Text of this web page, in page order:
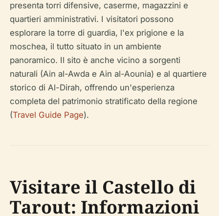
presenta torri difensive, caserme, magazzini e
quartieri amministrativi. I visitatori possono
esplorare la torre di guardia, l'ex prigione e la
moschea, il tutto situato in un ambiente
panoramico. Il sito è anche vicino a sorgenti
naturali (Ain al-Awda e Ain al-Aounia) e al quartiere
storico di Al-Dirah, offrendo un'esperienza
completa del patrimonio stratificato della regione
(Travel Guide Page).
Visitare il Castello di
Tarout: Informazioni